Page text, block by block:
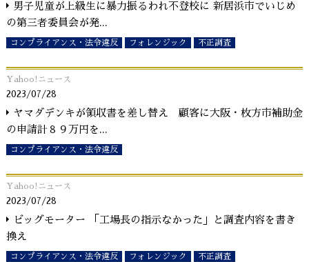
男子児童が上級生に暴力振るわれ不登校に 新居浜市でいじめ
の第三者委員会が発...
コンプライアンス・法令違反 フォレンジック 不正調査
Yahoo!ニュース
2023/07/28
ヤマダデンキが領収書を差し替え 顧客に大阪・枚方市補助金
の申請計８９万円を ...
コンプライアンス・法令違反
Yahoo!ニュース
2023/07/28
ビッグモーター 「工場長の指示なかった」と調査内容を書き
換え
コンプライアンス・法令違反 フォレンジック 不正調査